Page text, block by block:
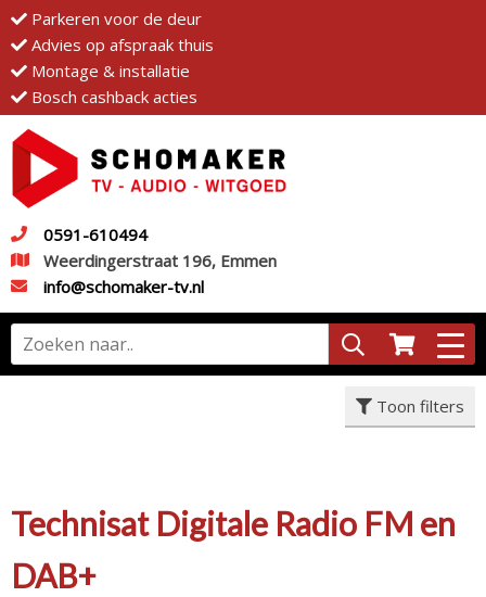
Parkeren voor de deur
Advies op afspraak thuis
Montage & installatie
Bosch cashback acties
0591-610494
Weerdingerstraat 196, Emmen
info@schomaker-tv.nl
Toon filters
Technisat Digitale Radio FM en
DAB+